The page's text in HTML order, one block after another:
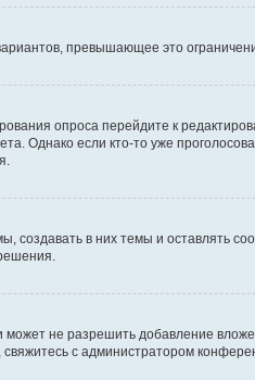
превышающее это
опроса перейдите к
Однако если кто-то уже
в них темы и оставлять
не разрешить добавление
с администратором